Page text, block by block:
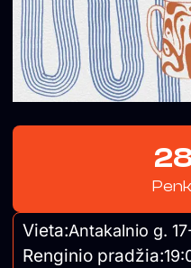
Vieta:Antakalnio g.
Renginio pradžia: